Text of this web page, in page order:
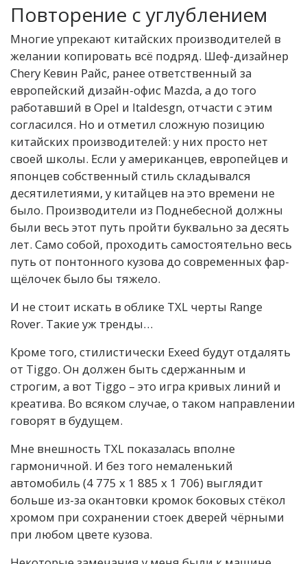
Повторение с углублением
Многие упрекают китайских производителей в
желании копировать всё подряд. Шеф-дизайнер
Chery Кевин Райс, ранее ответственный за
европейский дизайн-офис Mazda, а до того
работавший в Opel и Italdesgn, отчасти с этим
согласился. Но и отметил сложную позицию
китайских производителей: у них просто нет
своей школы. Если у американцев, европейцев и
японцев собственный стиль складывался
десятилетиями, у китайцев на это времени не
было. Производители из Поднебесной должны
были весь этот путь пройти буквально за десять
лет. Само собой, проходить самостоятельно весь
путь от понтонного кузова до современных фар-
щёлочек было бы тяжело.
И не стоит искать в облике TXL черты Range
Rover. Такие уж тренды…
Кроме того, стилистически Exeed будут отдалять
от Tiggo. Он должен быть сдержанным и
строгим, а вот Tiggo – это игра кривых линий и
креатива. Во всяком случае, о таком направлении
говорят в будущем.
Мне внешность TXL показалась вполне
гармоничной. И без того немаленький
автомобиль (4 775 х 1 885 х 1 706) выглядит
больше из-за окантовки кромок боковых стёкол
хромом при сохранении стоек дверей чёрными
при любом цвете кузова.